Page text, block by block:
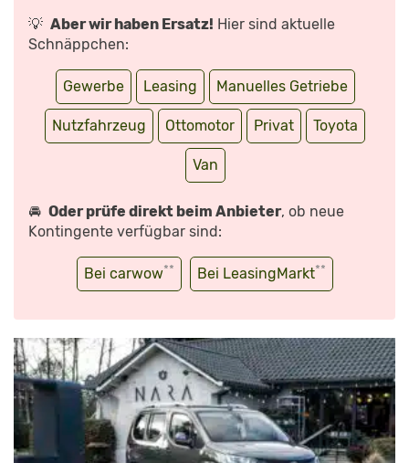
💡 Aber wir haben Ersatz! Hier sind aktuelle
Schnäppchen:
Gewerbe Leasing Manuelles Getriebe
Nutzfahrzeug Ottomotor Privat Toyota
Van
🚘 Oder prüfe direkt beim Anbieter, ob neue
Kontingente verfügbar sind:
Bei carwow** Bei LeasingMarkt**